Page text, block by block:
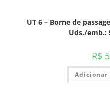
UT 6 – Borne de
Uds./emb.:
R$
Adicionar